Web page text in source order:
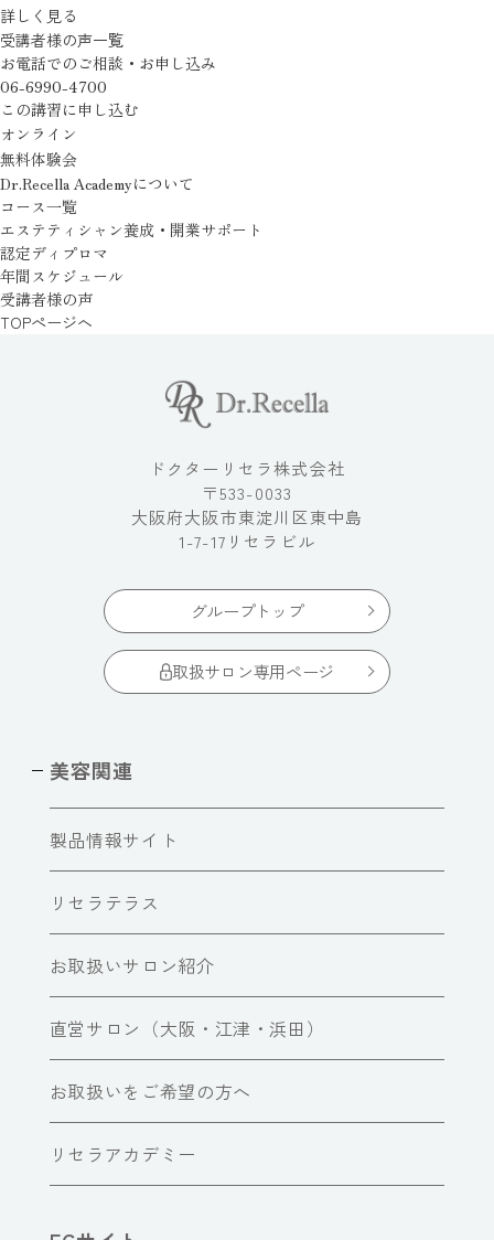
詳しく見る
受講者様の声一覧
お電話でのご相談・お申し込み
06-6990-4700
この講習に申し込む
オンライン
無料体験会
Dr.Recella Academyについて
コース一覧
エステティシャン養成・ 開業サポート
認定ディプロマ
年間スケジュール
受講者様の声
TOPぺージへ
ドクターリセラ株式会社
〒533-0033
大阪府大阪市東淀川区東中島
1-7-17リセラビル
グループトップ
取扱サロン専用ページ
美容関連
製品情報サイト
リセラテラス
お取扱いサロン紹介
直営サロン（大阪・江津・浜田）
お取扱いをご希望の方へ
リセラアカデミー